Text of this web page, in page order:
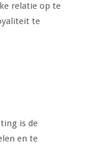
relatie op te
te
is de
en te